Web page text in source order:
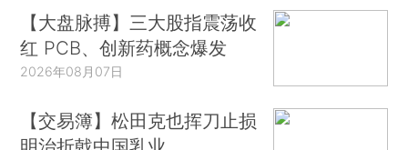
【大盘脉搏】三大股指震荡收
红 PCB、创新药概念爆发
2026年08月07日
【交易簿】松田克也挥刀止损